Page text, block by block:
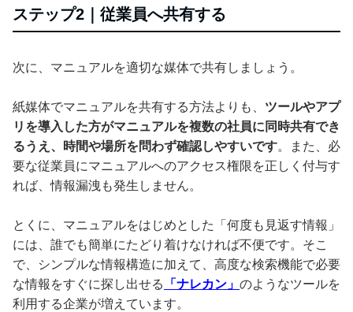
ステップ2｜従業員へ共有する
次に、マニュアルを適切な媒体で共有しましょう。
紙媒体でマニュアルを共有する方法よりも、 ツールやアプ
リを導入した方がマニュアルを複数の社員に同時共有でき
るうえ、時間や場所を問わず確認しやすいです。また、必
要な従業員にマニュアルへのアクセス権限を正しく付与す
れば、情報漏洩も発生しません。
とくに、マニュアルをはじめとした「何度も見返す情報」
には、誰でも簡単にたどり着けなければ不便です。そこ
で、シンプルな情報構造に加えて、高度な検索機能で必要
な情報をすぐに探し出せる
「ナレカン」 のようなツールを
利用する企業が増えています。